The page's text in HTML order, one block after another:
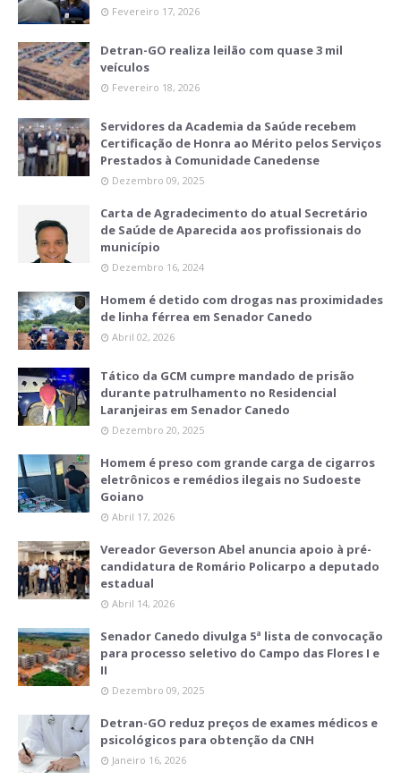
Fevereiro 17, 2026
Detran-GO realiza leilão com quase 3 mil
veículos
Fevereiro 18, 2026
Servidores da Academia da Saúde recebem
Certificação de Honra ao Mérito pelos Serviços
Prestados à Comunidade Canedense
Dezembro 09, 2025
Carta de Agradecimento do atual Secretário
de Saúde de Aparecida aos profissionais do
município
Dezembro 16, 2024
Homem é detido com drogas nas proximidades
de linha férrea em Senador Canedo
Abril 02, 2026
Tático da GCM cumpre mandado de prisão
durante patrulhamento no Residencial
Laranjeiras em Senador Canedo
Dezembro 20, 2025
Homem é preso com grande carga de cigarros
eletrônicos e remédios ilegais no Sudoeste
Goiano
Abril 17, 2026
Vereador Geverson Abel anuncia apoio à pré-
candidatura de Romário Policarpo a deputado
estadual
Abril 14, 2026
Senador Canedo divulga 5ª lista de convocação
para processo seletivo do Campo das Flores I e
II
Dezembro 09, 2025
Detran-GO reduz preços de exames médicos e
psicológicos para obtenção da CNH
Janeiro 16, 2026